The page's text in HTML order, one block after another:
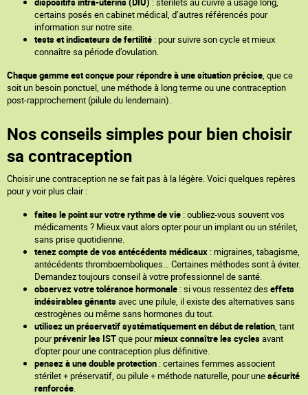
certains posés en cabinet médical, d’autres référencés pour
information sur notre site.
tests et indicateurs de fertilité : pour suivre son cycle et mieux
connaître sa période d’ovulation.
Chaque gamme est conçue pour répondre à une situation précise, que ce
soit un besoin ponctuel, une méthode à long terme ou une contraception
post-rapprochement (pilule du lendemain).
Nos conseils simples pour bien choisir
sa contraception
Choisir une contraception ne se fait pas à la légère. Voici quelques repères
pour y voir plus clair :
faites le point sur votre rythme de vie : oubliez-vous souvent vos
médicaments ? Mieux vaut alors opter pour un implant ou un stérilet,
sans prise quotidienne.
tenez compte de vos antécédents médicaux : migraines, tabagisme,
antécédents thromboemboliques… Certaines méthodes sont à éviter.
Demandez toujours conseil à votre professionnel de santé.
observez votre tolérance hormonale : si vous ressentez des effets
indésirables gênantsavec une pilule, il existe des alternatives sans
œstrogènes ou même sans hormones du tout.
utilisez un préservatif systématiquement en début de relation, tant
pourprévenir les ISTque pourmieux connaître les cyclesavant
d’opter pour une contraception plus définitive.
pensez à une double protection : certaines femmes associent
stérilet + préservatif, ou pilule + méthode naturelle, pour unesécurité
renforcée.